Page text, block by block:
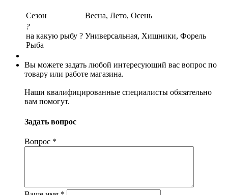
Сезон
Весна, Лето, Осень
?
на какую рыбу ?
Рыба
Универсальная, Хищники, Форель
Вы можете задать любой интересующий вас вопрос по
товару или работе магазина.
Наши квалифицированные специалисты обязательно
вам помогут.
Задать вопрос
Вопрос *